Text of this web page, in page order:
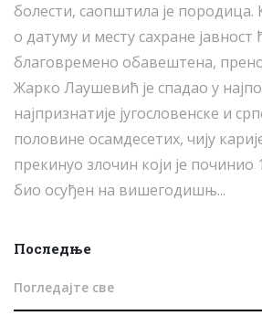
болести, саопштила је породица.
о датуму и месту сахране јавност
благовремено обавештена,
Жарко Лаушевић је спадао у
најпризнатије југословенске и
половине осамдесетих, чију
прекинуо злочин који је починио
био осуђен на вишегодишњ...
Последње
Погледајте све